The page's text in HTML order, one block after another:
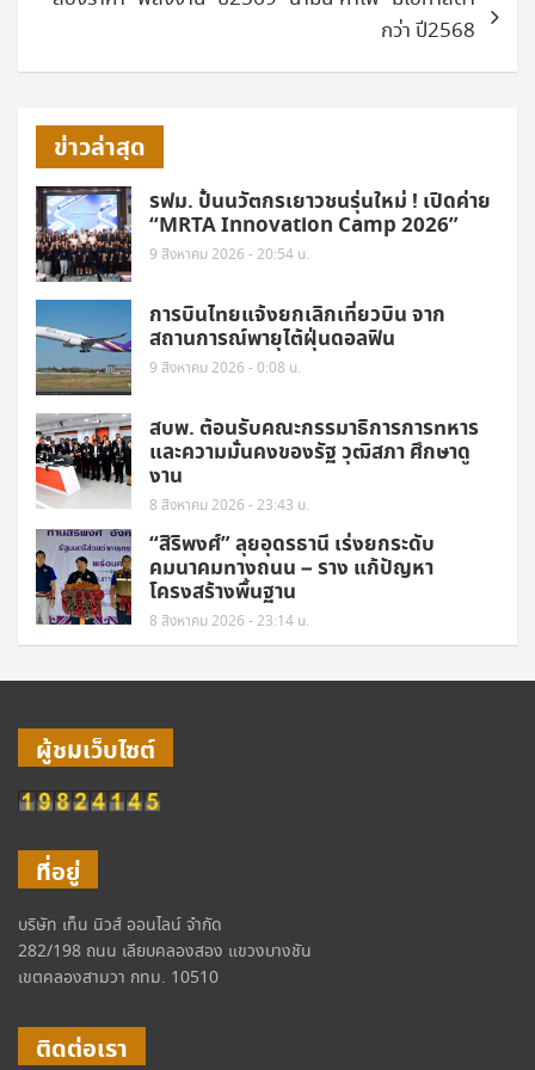
กว่า ปี2568
ข่าวล่าสุด
รฟม. ปั้นนวัตกรเยาวชนรุ่นใหม่ ! เปิดค่าย
“MRTA Innovation Camp 2026”
9 สิงหาคม 2026 - 20:54 น.
การบินไทยแจ้งยกเลิกเที่ยวบิน จาก
สถานการณ์พายุไต้ฝุ่นดอลฟิน
9 สิงหาคม 2026 - 0:08 น.
สบพ. ต้อนรับคณะกรรมาธิการการทหาร
และความมั่นคงของรัฐ วุฒิสภา ศึกษาดู
งาน
8 สิงหาคม 2026 - 23:43 น.
“สิริพงศ์” ลุยอุดรธานี เร่งยกระดับ
คมนาคมทางถนน – ราง แก้ปัญหา
โครงสร้างพื้นฐาน
8 สิงหาคม 2026 - 23:14 น.
ผู้ชมเว็บไซต์
ที่อยู่
บริษัท เท็น นิวส์ ออนไลน์ จำกัด
282/198 ถนน เลียบคลองสอง แขวงบางชัน
เขตคลองสามวา กทม. 10510
ติดต่อเรา